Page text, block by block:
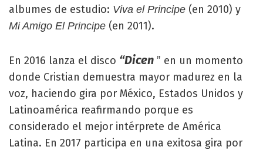
albumes de estudio: Viva el Principe (en 2010) y
Mi Amigo El Principe (en 2011).
En 2016 lanza el disco “Dicen ” en un momento
donde Cristian demuestra mayor madurez en la
voz, haciendo gira por México, Estados Unidos y
Latinoamérica reafirmando porque es
considerado el mejor intérprete de América
Latina. En 2017 participa en una exitosa gira por